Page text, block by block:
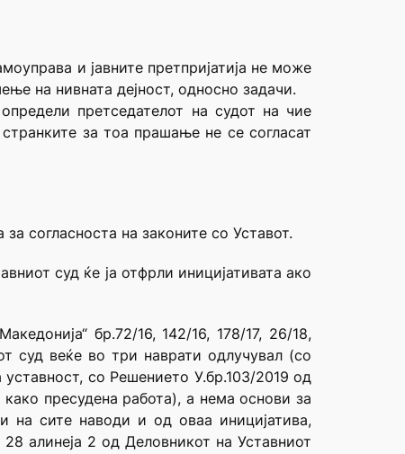
и јавните претпријатија не може
на нивната дејност, односно задачи.
претседателот на судот на чие
за тоа прашање не се согласат
согласноста на законите со Уставот.
суд ќе ја отфрли иницијативата ако
бр.72/16, 142/16, 178/17, 26/18,
суд веќе во три наврати одлучувал (со
со Решението У.бр.103/2019 од
пресудена работа), а нема основи за
на сите наводи и од оваа иницијатива,
алинеја 2 од Деловникот на Уставниот